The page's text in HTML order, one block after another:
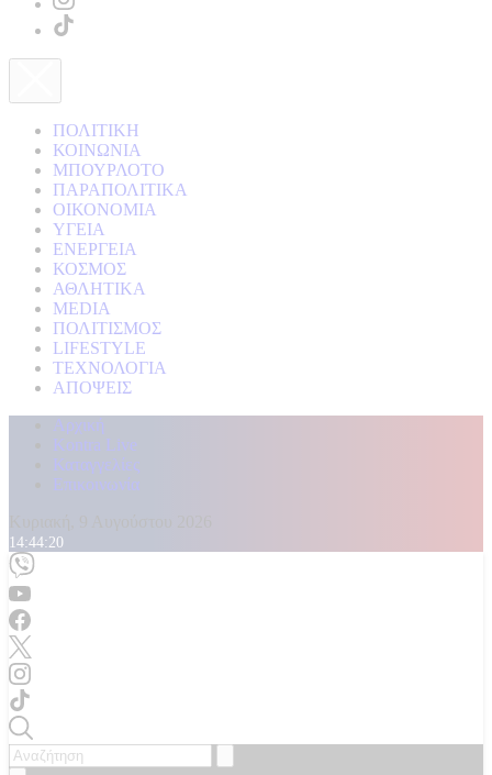
ΠΟΛΙΤΙΚΗ
ΚΟΙΝΩΝΙΑ
ΜΠΟΥΡΛΟΤΟ
ΠΑΡΑΠΟΛΙΤΙΚΑ
ΟΙΚΟΝΟΜΙΑ
ΥΓΕΙΑ
ΕΝΕΡΓΕΙΑ
ΚΟΣΜΟΣ
ΑΘΛΗΤΙΚΑ
MEDIA
ΠΟΛΙΤΙΣΜΟΣ
LIFESTYLE
ΤΕΧΝΟΛΟΓΙΑ
ΑΠΟΨΕΙΣ
Αρχική
Kontra Live
Καταγγελίες
Επικοινωνία
14:44:21